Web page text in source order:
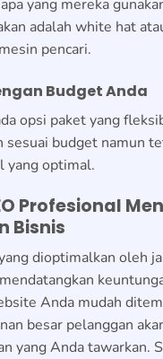
yang mereka
adalah white hat
pencari.
Budget Anda
opsi paket yang
sesuai budget namun
yang optimal.
Profesional
Bisnis
dioptimalkan oleh
Anda mudah
besar pelanggan
yang Anda tawarkan.